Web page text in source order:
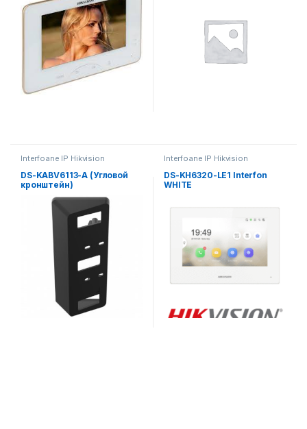
Interfoane IP Hikvision
DS-KABV6113-A (Угловой
кронштейн)
Interfoane IP Hikvision
DS-KH6320-LE1 Interfon
WHITE